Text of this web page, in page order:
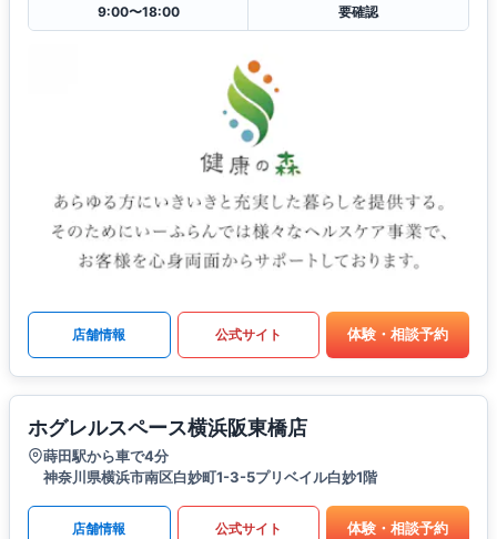
9:00〜18:00
要確認
店舗情報 公式サイト 体験・相談予約
ホグレルスペース横浜阪東橋店
蒔田駅から車で4分
神奈川県横浜市南区白妙町1-3-5プリベイル白妙1階
店舗情報 公式サイト 体験・相談予約